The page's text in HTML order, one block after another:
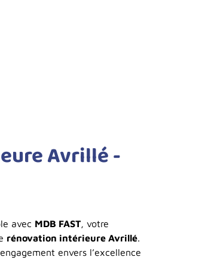
Avrillé -
avec MDB FAST, votre
rénovation intérieure Avrillé.
envers l’excellence